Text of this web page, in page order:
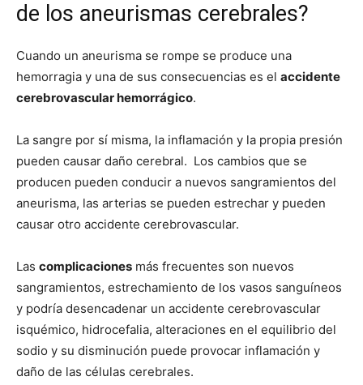
de los aneurismas cerebrales?
Cuando un aneurisma se rompe se produce una
hemorragia y una de sus consecuencias es el accidente
cerebrovascular hemorrágico.
La sangre por sí misma, la inflamación y la propia presión
pueden causar daño cerebral. Los cambios que se
producen pueden conducir a nuevos sangramientos del
aneurisma, las arterias se pueden estrechar y pueden
causar otro accidente cerebrovascular.
Las complicaciones más frecuentes son nuevos
sangramientos, estrechamiento de los vasos sanguíneos
y podría desencadenar un accidente cerebrovascular
isquémico, hidrocefalia, alteraciones en el equilibrio del
sodio y su disminución puede provocar inflamación y
daño de las células cerebrales.